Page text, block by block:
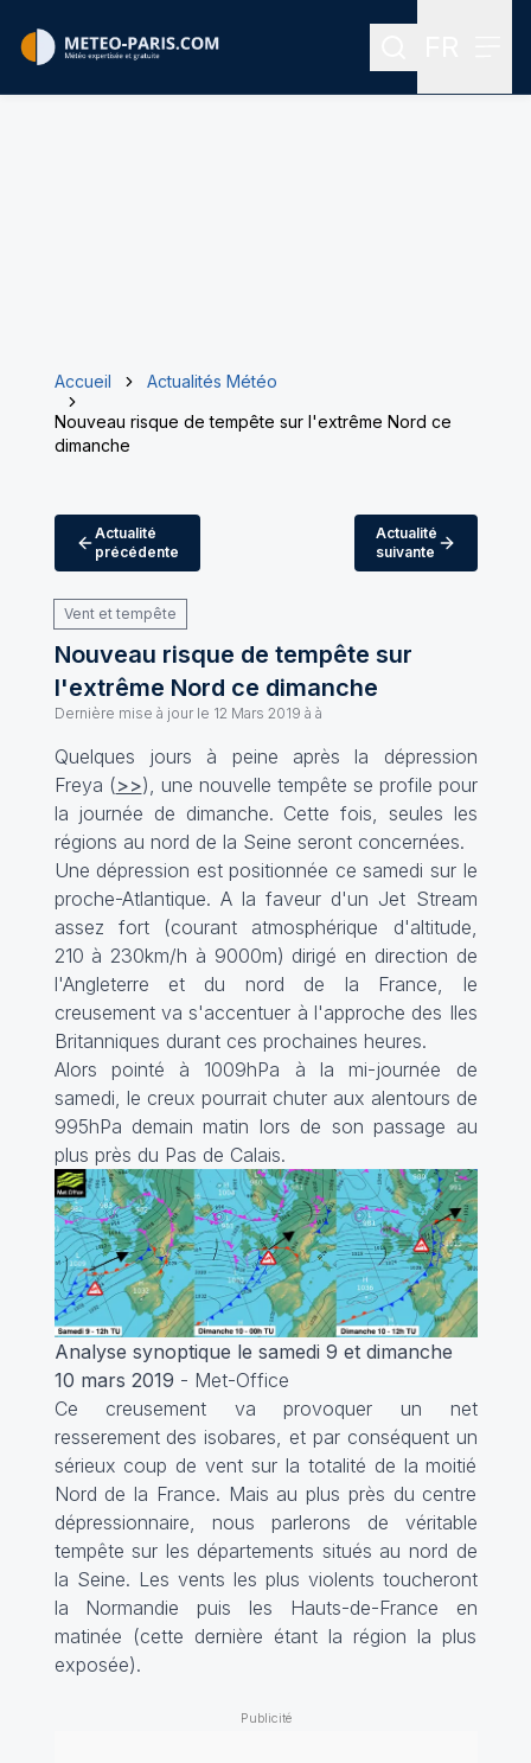
Rechercher
Accueil
Actualités Météo
Nouveau risque de tempête sur l'extrême Nord ce
dimanche
Actualité
précédente
Actualité
suivante
Vent et tempête
Nouveau risque de tempête sur
l'extrême Nord ce dimanche
Dernière mise à jour le 12 Mars 2019 à à
Quelques jours à peine après la dépression
Freya (>>), une nouvelle tempête se profile pour
la journée de dimanche. Cette fois, seules les
régions au nord de la Seine seront concernées.
Une dépression est positionnée ce samedi sur le
proche-Atlantique. A la faveur d'un Jet Stream
assez fort (courant atmosphérique d'altitude,
210 à 230km/h à 9000m) dirigé en direction de
l'Angleterre et du nord de la France, le
creusement va s'accentuer à l'approche des Iles
Britanniques durant ces prochaines heures.
Alors pointé à 1009hPa à la mi-journée de
samedi, le creux pourrait chuter aux alentours de
995hPa demain matin lors de son passage au
plus près du Pas de Calais.
Analyse synoptique le samedi 9 et dimanche
10 mars 2019 - Met-Office
Ce creusement va provoquer un net
resserement des isobares, et par conséquent un
sérieux coup de vent sur la totalité de la moitié
Nord de la France. Mais au plus près du centre
dépressionnaire, nous parlerons de véritable
tempête sur les départements situés au nord de
la Seine. Les vents les plus violents toucheront
la Normandie puis les Hauts-de-France en
matinée (cette dernière étant la région la plus
exposée).